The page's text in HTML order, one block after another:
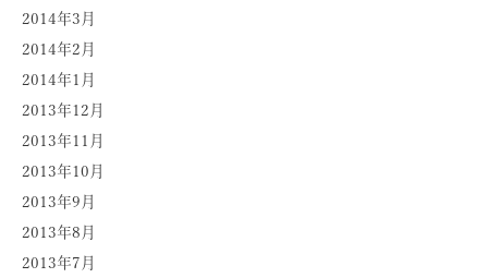
2014年3月
2014年2月
2014年1月
2013年12月
2013年11月
2013年10月
2013年9月
2013年8月
2013年7月